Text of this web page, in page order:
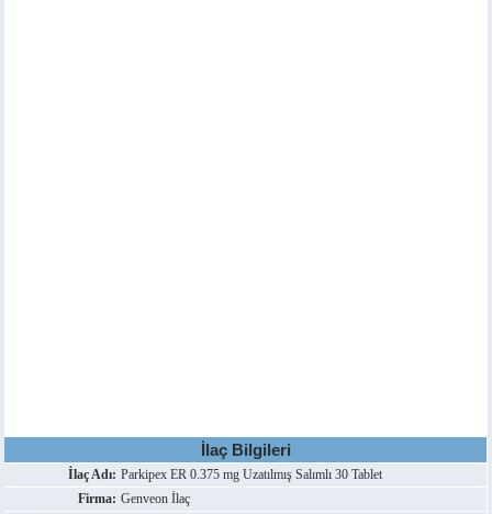
İlaç Bilgileri
İlaç Adı: Parkipex ER 0.375 mg Uzatılmış Salımlı 30 Tablet
Firma: Genveon İlaç